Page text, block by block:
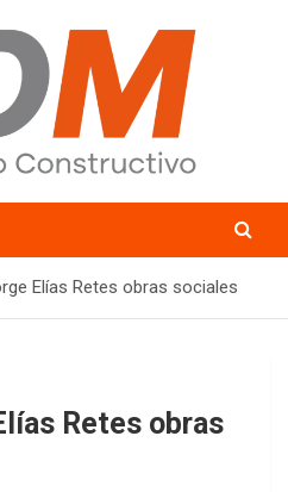
Elías Retes obras sociales
Retes obras